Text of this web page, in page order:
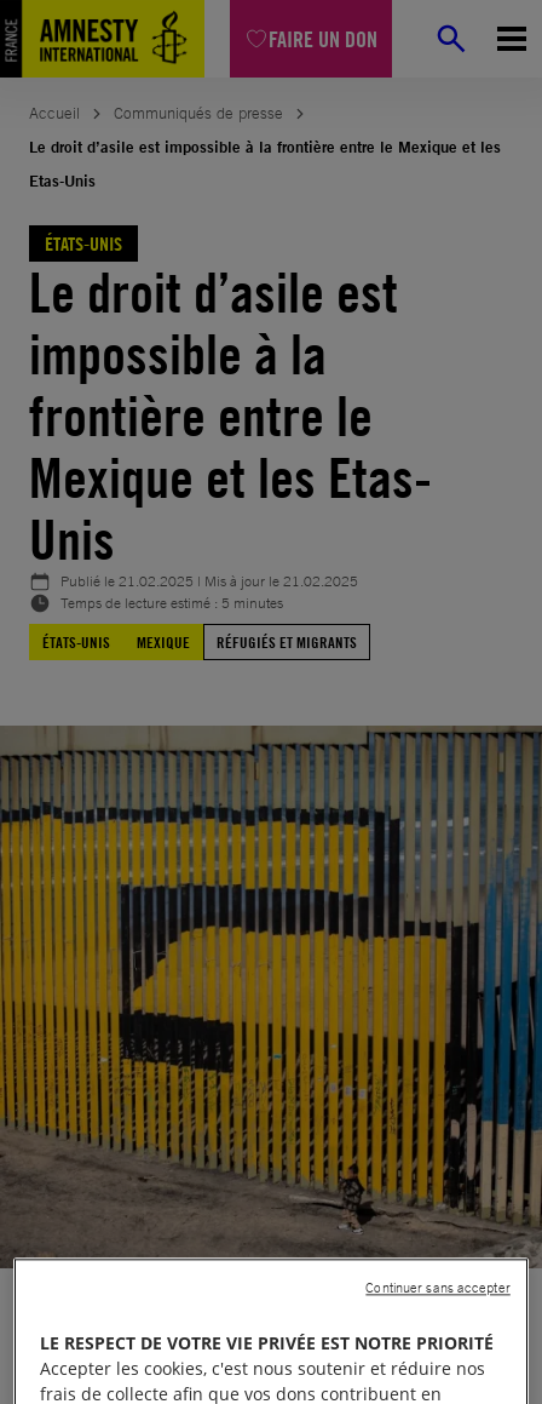
FAIRE UN DON
Aller
au
contenu
Accueil
Communiqués de presse
Le droit d’asile est impossible à la frontière entre le Mexique et les
Etas-Unis
ÉTATS-UNIS
Le droit d’asile est
impossible à la
frontière entre le
Mexique et les Etas-
Unis
Publié le21.02.2025 | Mis à jour le21.02.2025
Temps de lecture estimé : 5 minutes
ÉTATS-UNIS
MEXIQUE RÉFUGIÉS ET MIGRANTS
pas à la frontière entre les États-Unis et le Mexique,
ce qui constitue une violation des droits
LE RESPECT DE VOTRE VIE PRIVÉE EST NOTRE PRIORITÉ
Accepter les cookies, c'est nous soutenir et réduire nos
frais de collecte afin que vos dons contribuent en
Continuer sans accepter